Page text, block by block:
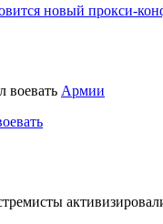
новый прокси-
Армии